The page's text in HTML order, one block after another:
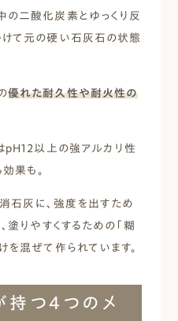
の二酸化炭素とゆっくり反
けて元の硬い石灰石の状態
優れた耐久性や耐火性の
pH12以上の強アルカリ性
果も。
石灰に、強度を出すため
塗りやすくするための「糊
を混ぜて作られています。
持つ4つのメ